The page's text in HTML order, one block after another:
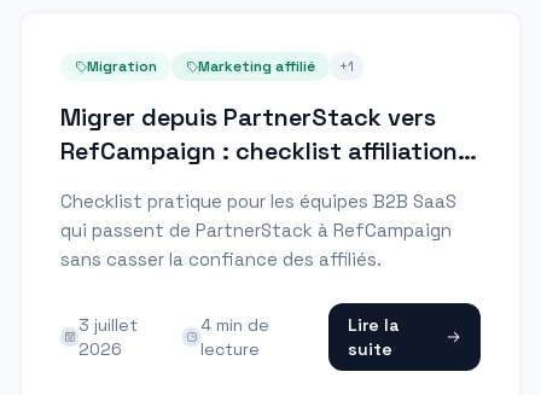
Migration Marketing affilié +1
Migrer depuis PartnerStack vers
RefCampaign : checklist affiliation
Checklist pratique pour les équipes B2B SaaS
qui passent de PartnerStack à RefCampaign
sans casser la confiance des affiliés.
3 juillet
2026
4 min de
lecture
Lire la
suite